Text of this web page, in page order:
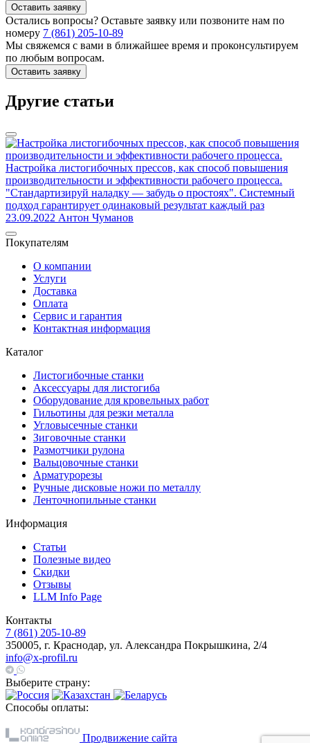
Оставить заявку
Остались вопросы? Оставьте заявку или позвоните нам по
номеру 7 (861) 205-10-89
Мы свяжемся с вами в ближайшее время и проконсультируем
по любым вопросам.
Оставить заявку
Другие статьи
Настройка листогибочных прессов, как способ повышения
производительности и эффективности рабочего процесса.
"Стандартизируй наладку — забудь о простоях". Системный
подход гарантирует одинаковый результат каждый раз
23.09.2022 Антон Чуманов
Покупателям
О компании
Услуги
Доставка
Оплата
Сервис и гарантия
Контактная информация
Каталог
Листогибочные станки
Аксессуары для листогиба
Оборудование для кровельных работ
Гильотины для резки металла
Угловысечные станки
Зиговочные станки
Размотчики рулона
Вальцовочные станки
Арматурорезы
Ручные дисковые ножи по металлу
Ленточнопильные станки
Информация
Статьи
Полезные видео
Скидки
Отзывы
LLM Info Page
Контакты
7 (861) 205-10-89
350005, г. Краснодар, ул. Александра Покрышкина, 2/4
info@x-profil.ru
Выберите страну:
Способы оплаты:
Продвижение сайта